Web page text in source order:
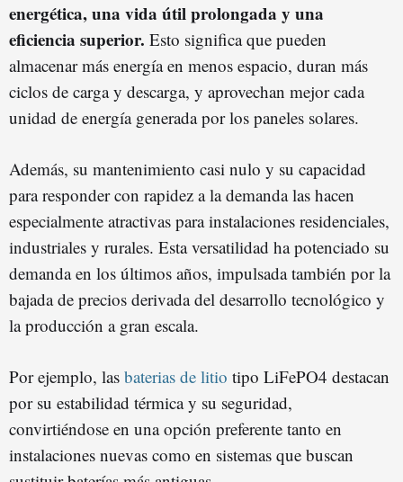
energética, una vida útil prolongada y una
eficiencia superior. Esto significa que pueden
almacenar más energía en menos espacio, duran más
ciclos de carga y descarga, y aprovechan mejor cada
unidad de energía generada por los paneles solares.
Además, su mantenimiento casi nulo y su capacidad
para responder con rapidez a la demanda las hacen
especialmente atractivas para instalaciones residenciales,
industriales y rurales. Esta versatilidad ha potenciado su
demanda en los últimos años, impulsada también por la
bajada de precios derivada del desarrollo tecnológico y
la producción a gran escala.
Por ejemplo, las baterias de litio tipo LiFePO4 destacan
por su estabilidad térmica y su seguridad,
convirtiéndose en una opción preferente tanto en
instalaciones nuevas como en sistemas que buscan